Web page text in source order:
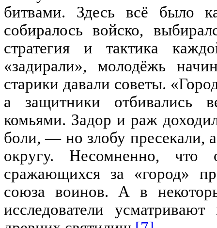
битвами. Здесь всё
было
собиралось войско,
стратегия и тактика
«задирали», молодёжь
старики давали советы. «
а защитники отбивались
комьями. Задор и раж
боли, — но злобу пресекали,
округу. Несомненно,
что
сражающихся за
«город»
союза воинов.
А в
исследователи усматривают